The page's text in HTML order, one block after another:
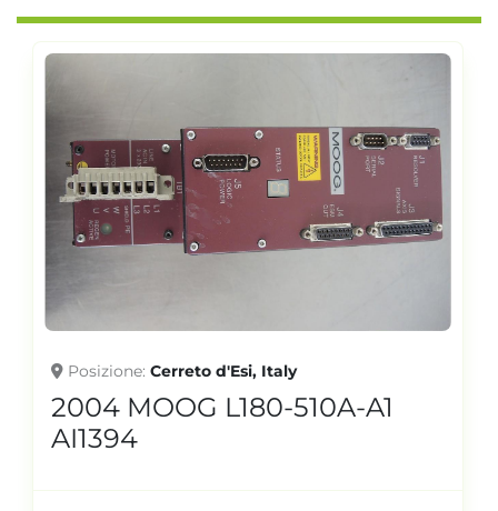
Posizione Cerreto d'Esi, Italy
2004 MOOG L180-510A-A1
AI1394